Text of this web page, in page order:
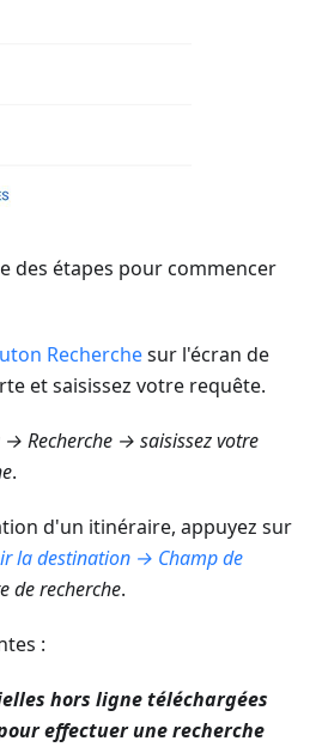
des étapes pour commencer
Recherchesur l'écran de
et saisissez votre requête.
→ Recherche → saisissez votre
.
d'un itinéraire, appuyez sur
la destination → Champ de
de recherche.
:
hors ligne téléchargées
effectuer une recherche